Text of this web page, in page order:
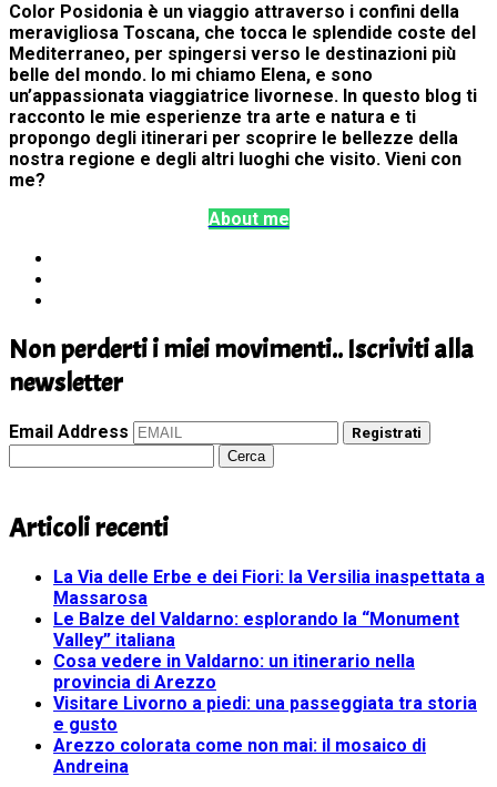
Color Posidonia è un viaggio attraverso i confini della
meravigliosa Toscana, che tocca le splendide coste del
Mediterraneo, per spingersi verso le destinazioni più
belle del mondo. Io mi chiamo Elena, e sono
un’appassionata viaggiatrice livornese. In questo blog ti
racconto le mie esperienze tra arte e natura e ti
propongo degli itinerari per scoprire le bellezze della
nostra regione e degli altri luoghi che visito. Vieni con
me?
About me
Non perderti i miei movimenti.. Iscriviti alla
newsletter
Email Address Registrati
per:
Articoli recenti
La Via delle Erbe e dei Fiori: la Versilia inaspettata a
Massarosa
Le Balze del Valdarno: esplorando la “Monument
Valley” italiana
Cosa vedere in Valdarno: un itinerario nella
provincia di Arezzo
Visitare Livorno a piedi: una passeggiata tra storia
e gusto
Arezzo colorata come non mai: il mosaico di
Andreina